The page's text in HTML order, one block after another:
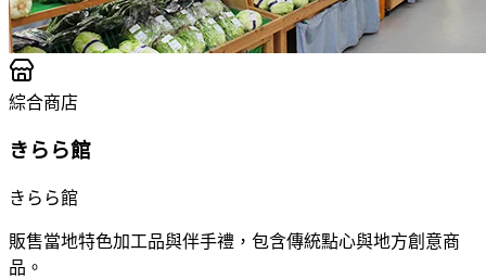
綜合商店
きらら館
きらら館
販售當地特色加工品與伴手禮，包含傳統點心與地方創意商
品。